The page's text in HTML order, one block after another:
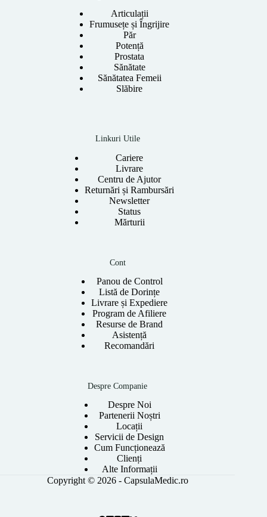
Articulații
Frumusețe și Îngrijire
Păr
Potență
Prostata
Sănătate
Sănătatea Femeii
Slăbire
Linkuri Utile
Cariere
Livrare
Centru de Ajutor
Returnări și Rambursări
Newsletter
Status
Mărturii
Cont
Panou de Control
Listă de Dorințe
Livrare și Expediere
Program de Afiliere
Resurse de Brand
Asistență
Recomandări
Despre Companie
Despre Noi
Partenerii Noștri
Locații
Servicii de Design
Cum Funcționează
Clienți
Alte Informații
Copyright © 2026 - CapsulaMedic.ro